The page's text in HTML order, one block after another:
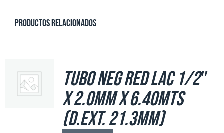
Productos relacionados
Tubo Neg Red LAC 1/2″
x 2.0mm x 6.40mts
(d.ext. 21.3mm)